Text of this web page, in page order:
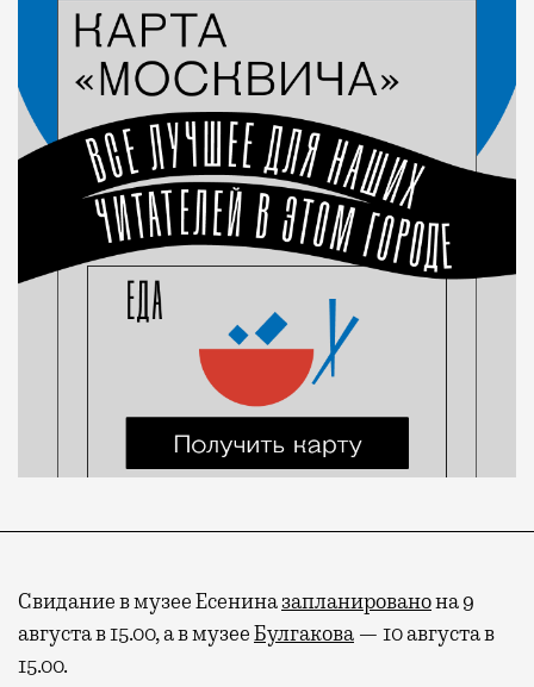
Свидание в музее Есениназапланированона 9
августа в 15.00, а в музееБулгакова — 10 августа в
15.00.